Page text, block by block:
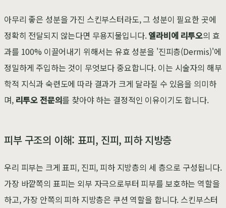
아무리 좋은 성분을 가진 스킨부스터라도, 그 성분이 필요한 곳에
정확히 전달되지 않는다면 무용지물입니다.엘라비에 리투오의 효
과를 100% 이끌어내기 위해서는 유효 성분을 '진피층(Dermis)'에
정밀하게 주입하는 것이 무엇보다 중요합니다. 이는 시술자의 해부
학적 지식과 숙련도에 따라 결과가 크게 달라질 수 있음을 의미하
며, 리투오 전문의를 찾아야 하는 결정적인 이유이기도 합니다.
피부 구조의 이해: 표피, 진피, 피하 지방층
우리 피부는 크게 표피, 진피, 피하 지방층의 세 층으로 구성됩니다.
가장 바깥쪽의 표피는 외부 자극으로부터 피부를 보호하는 역할을
하고, 가장 안쪽의 피하 지방층은 쿠션 역할을 합니다. 스킨부스터